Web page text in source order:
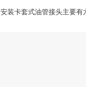
安装卡套式油管接头主要有